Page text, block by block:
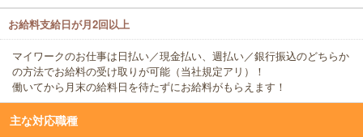
お給料支給日が月2回以上
マイワークのお仕事は日払い／現金払い、週払い／銀行振込のどちらか
の方法でお給料の受け取りが可能（当社規定アリ）！
働いてから月末の給料日を待たずにお給料がもらえます！
主な対応職種